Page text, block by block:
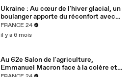
Ukraine : Au cœur de l'hiver glacial, un
boulanger apporte du réconfort avec
son pain
FRANCE 24
il y a 6 mois
Au 62e Salon de l'agriculture,
Emmanuel Macron face à la colère et